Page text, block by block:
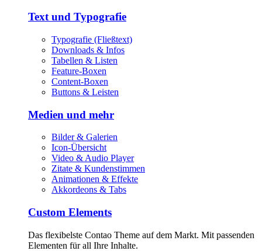
Text und Typografie
Typografie (Fließtext)
Downloads & Infos
Tabellen & Listen
Feature-Boxen
Content-Boxen
Buttons & Leisten
Medien und mehr
Bilder & Galerien
Icon-Übersicht
Video & Audio Player
Zitate & Kundenstimmen
Animationen & Effekte
Akkordeons & Tabs
Custom Elements
Das flexibelste Contao Theme auf dem Markt. Mit passenden
Elementen für all Ihre Inhalte.